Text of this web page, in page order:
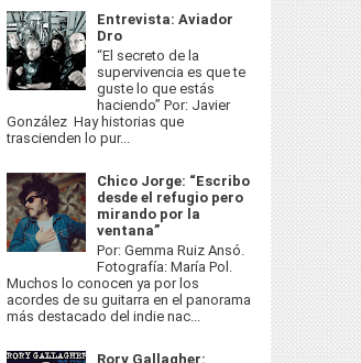
Entrevista: Aviador
Dro
“El secreto de la
supervivencia es que te
guste lo que estás
haciendo” Por: Javier
González Hay historias que
trascienden lo pur...
Chico Jorge: “Escribo
desde el refugio pero
mirando por la
ventana”
Por: Gemma Ruiz Ansó.
Fotografía: María Pol.
Muchos lo conocen ya por los
acordes de su guitarra en el panorama
más destacado del indie nac...
Rory Gallagher: